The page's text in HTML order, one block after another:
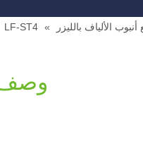
الألياف بالليزر »
LF-ST4